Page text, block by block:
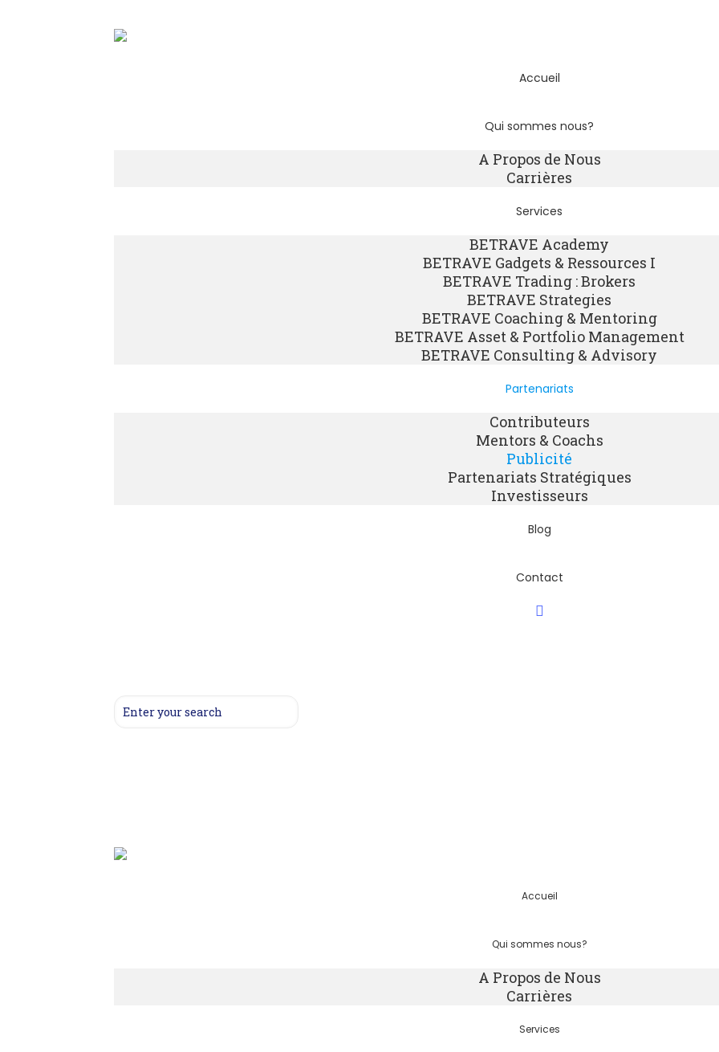
Accueil
Qui sommes nous?
A Propos de Nous
Carrières
Services
BETRAVE Academy
BETRAVE Gadgets & Ressources I
BETRAVE Trading : Brokers
BETRAVE Strategies
BETRAVE Coaching & Mentoring
BETRAVE Asset & Portfolio Management
BETRAVE Consulting & Advisory
Partenariats
Contributeurs
Mentors & Coachs
Publicité
Partenariats Stratégiques
Investisseurs
Blog
Contact
Accueil
Qui sommes nous?
A Propos de Nous
Carrières
Services